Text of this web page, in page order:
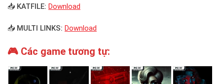
📥 KATFILE: Download
📥 MULTI LINKS: Download
🎮 Các game tương tự: